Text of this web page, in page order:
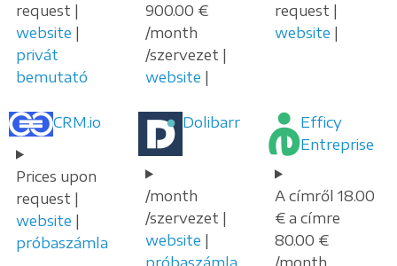
request |
website |
privát
bemutató
900.00 €
/month
/szervezet |
website |
request |
website |
CRM.io
Prices upon
request |
website |
próbaszámla
Dolibarr
/month
/szervezet |
website |
próbaszámla
Efficy
Entreprise
A címről 18.00
€ a címre
80.00 €
/month